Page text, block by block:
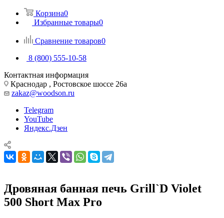
Корзина0
Избранные товары0
Сравнение товаров0
8 (800) 555-10-58
Контактная информация
Краснодар , Ростовское шоссе 26а
zakaz@woodson.ru
Telegram
YouTube
Яндекс.Дзен
Дровяная банная печь Grill`D Violet
500 Short Max Pro